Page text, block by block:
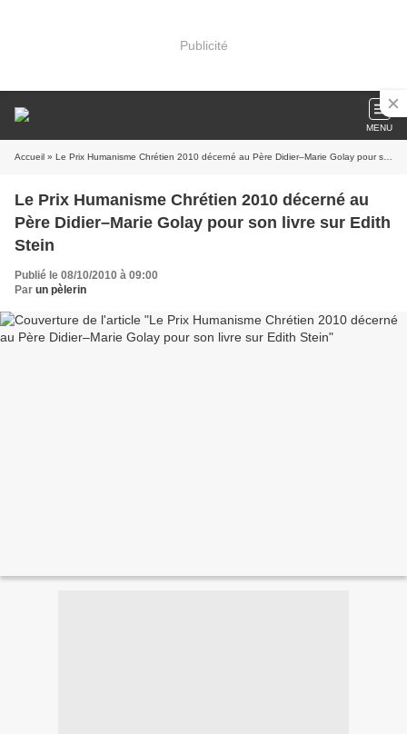
Publicité
MENU
Accueil » Le Prix Humanisme Chrétien 2010 décerné au Père Didier–Marie Golay pour son livre sur Edith Stein
Le Prix Humanisme Chrétien 2010 décerné au
Père Didier–Marie Golay pour son livre sur Edith
Stein
Publié le 08/10/2010 à 09:00
Par un pèlerin